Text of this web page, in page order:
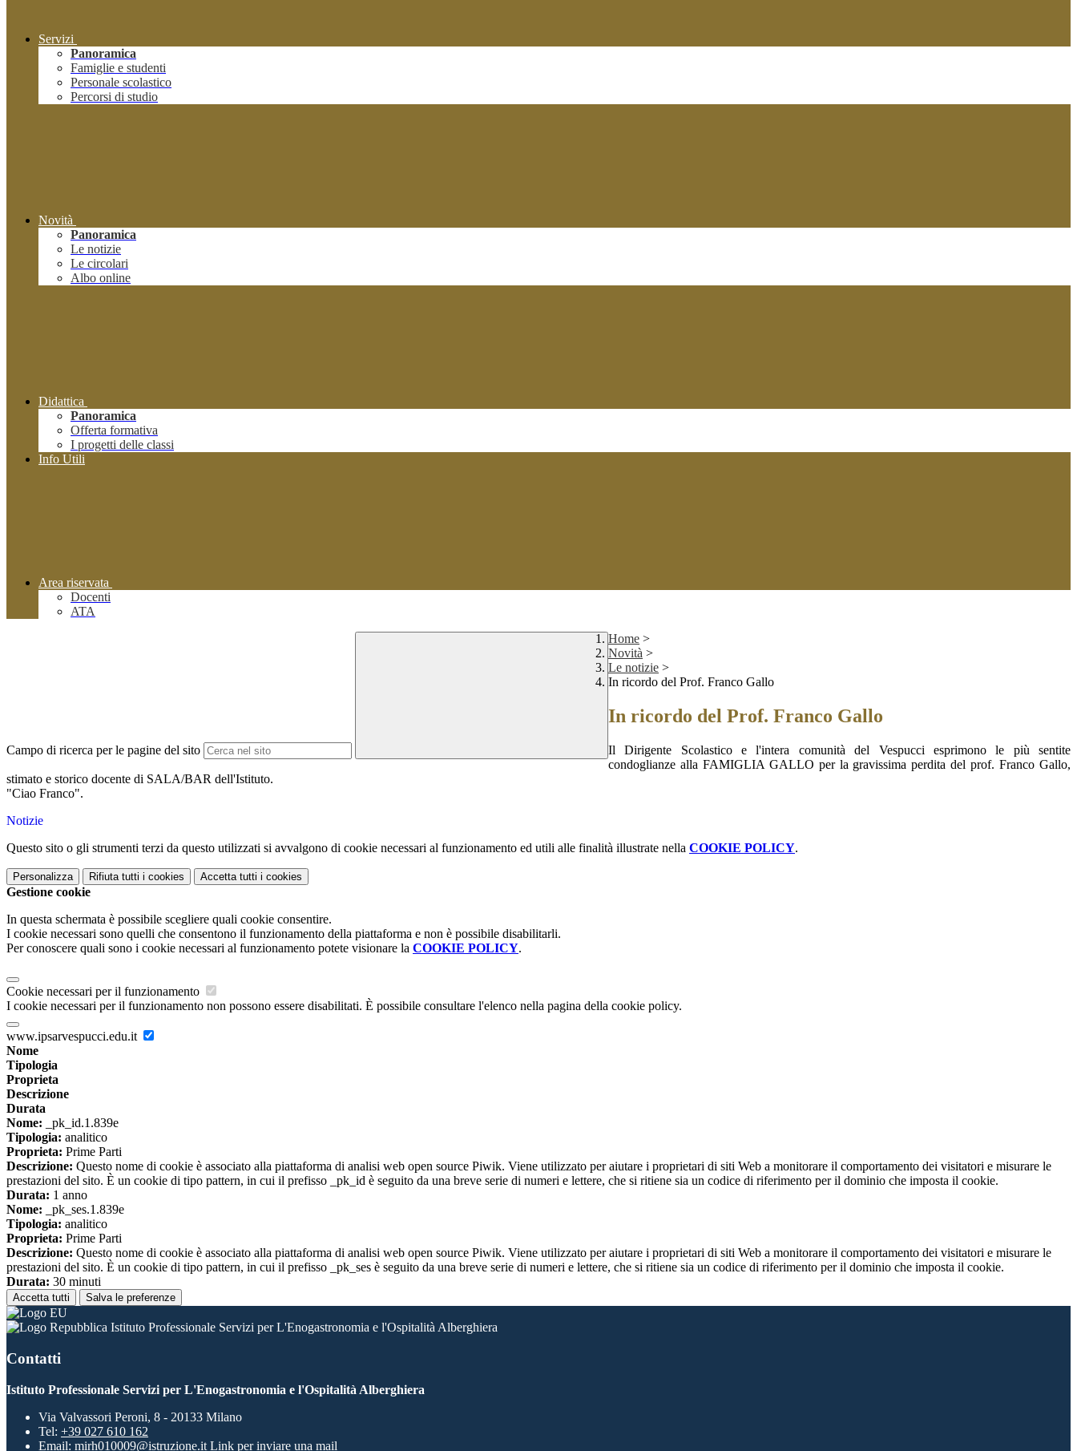
Servizi
Panoramica
Famiglie e studenti
Personale scolastico
Percorsi di studio
Novità
Panoramica
Le notizie
Le circolari
Albo online
Didattica
Panoramica
Offerta formativa
I progetti delle classi
Info Utili
Area riservata
Docenti
ATA
Campo di ricerca per le pagine del sito
Home >
Novità >
Le notizie >
In ricordo del Prof. Franco Gallo
In ricordo del Prof. Franco Gallo
Il Dirigente Scolastico e l'intera comunità del Vespucci esprimono le più sentite
condoglianze alla FAMIGLIA GALLO per la gravissima perdita del prof. Franco Gallo,
stimato e storico docente di SALA/BAR dell'Istituto.
"Ciao Franco".
Notizie
Questo sito o gli strumenti terzi da questo utilizzati si avvalgono di cookie necessari al funzionamento ed utili alle finalità illustrate nella COOKIE POLICY.
Personalizza Rifiuta tutti i cookies Accetta tutti i cookies
Gestione cookie
In questa schermata è possibile scegliere quali cookie consentire.
I cookie necessari sono quelli che consentono il funzionamento della piattaforma e non è possibile disabilitarli.
Per conoscere quali sono i cookie necessari al funzionamento potete visionare la COOKIE POLICY.
Cookie necessari per il funzionamento
I cookie necessari per il funzionamento non possono essere disabilitati. È possibile consultare l'elenco nella pagina della cookie policy.
www.ipsarvespucci.edu.it
Nome
Tipologia
Proprieta
Descrizione
Durata
Nome: _pk_id.1.839e
Tipologia: analitico
Proprieta: Prime Parti
Descrizione: Questo nome di cookie è associato alla piattaforma di analisi web open source Piwik. Viene utilizzato per aiutare i proprietari di siti Web a monitorare il comportamento dei visitatori e misurare le
prestazioni del sito. È un cookie di tipo pattern, in cui il prefisso _pk_id è seguito da una breve serie di numeri e lettere, che si ritiene sia un codice di riferimento per il dominio che imposta il cookie.
Durata: 1 anno
Nome: _pk_ses.1.839e
Tipologia: analitico
Proprieta: Prime Parti
Descrizione: Questo nome di cookie è associato alla piattaforma di analisi web open source Piwik. Viene utilizzato per aiutare i proprietari di siti Web a monitorare il comportamento dei visitatori e misurare le
prestazioni del sito. È un cookie di tipo pattern, in cui il prefisso _pk_ses è seguito da una breve serie di numeri e lettere, che si ritiene sia un codice di riferimento per il dominio che imposta il cookie.
Durata: 30 minuti
Accetta tutti Salva le preferenze
Istituto Professionale Servizi per L'Enogastronomia e l'Ospitalità Alberghiera
Contatti
Istituto Professionale Servizi per L'Enogastronomia e l'Ospitalità Alberghiera
Via Valvassori Peroni, 8 - 20133 Milano
Tel: +39 027 610 162
Email: mirh010009@istruzione.it Link per inviare una mail